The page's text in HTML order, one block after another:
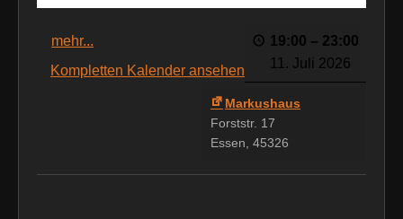
19:00 – 23:00
11. Juli 2026
Markushaus
Forststr. 17
Essen 45326
mehr...
Kompletten Kalender ansehen